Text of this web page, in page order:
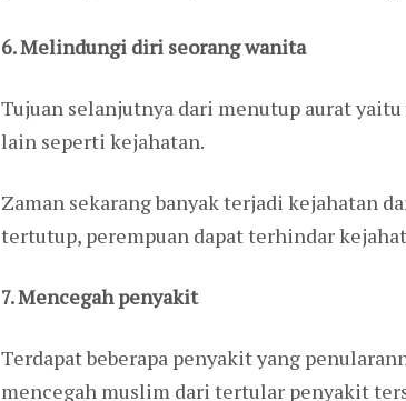
6. Melindungi diri seorang wanita
Tujuan selanjutnya dari menutup aurat
lain seperti kejahatan.
Zaman sekarang banyak terjadi kejahatan
tertutup, perempuan dapat terhindar
7. Mencegah penyakit
Terdapat beberapa penyakit yang
mencegah muslim dari tertular penyakit